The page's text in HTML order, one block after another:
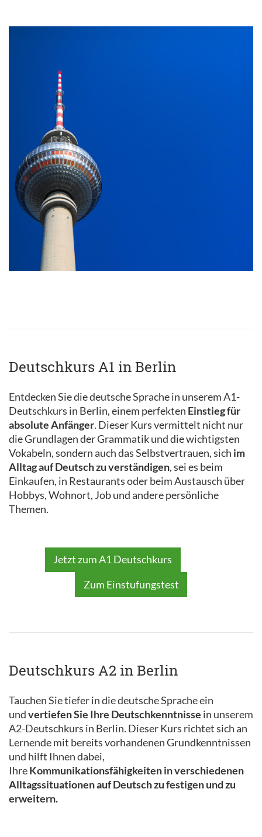
Deutschkurs A1 in Berlin
Entdecken Sie die deutsche Sprache in unserem A1-
Deutschkurs in Berlin, einem perfekten Einstieg für
absolute Anfänger. Dieser Kurs vermittelt nicht nur
die Grundlagen der Grammatik und die wichtigsten
Vokabeln, sondern auch das Selbstvertrauen, sich im
Alltag auf Deutsch zu verständigen, sei es beim
Einkaufen, in Restaurants oder beim Austausch über
Hobbys, Wohnort, Job und andere persönliche
Themen.
Jetzt zum A1 Deutschkurs
Zum Einstufungstest
Deutschkurs A2 in Berlin
Tauchen Sie tiefer in die deutsche Sprache ein
undvertiefen Sie Ihre Deutschkenntnisse in unserem
A2-Deutschkurs in Berlin. Dieser Kurs richtet sich an
Lernende mit bereits vorhandenen Grundkenntnissen
und hilft Ihnen dabei,
IhreKommunikationsfähigkeiten in verschiedenen
Alltagssituationen auf Deutsch zu festigen und zu
erweitern.